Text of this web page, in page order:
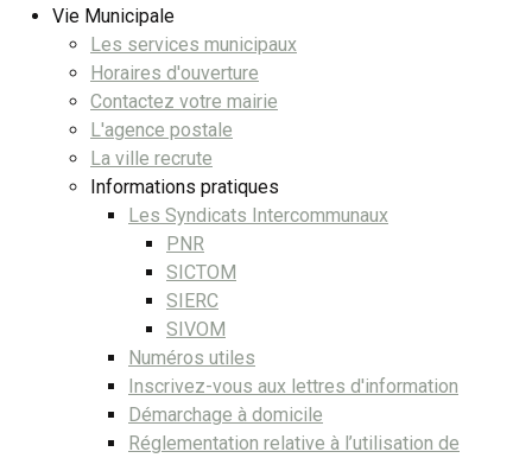
Vie Municipale
Les services municipaux
Horaires d'ouverture
Contactez votre mairie
L'agence postale
La ville recrute
Informations pratiques
Les Syndicats Intercommunaux
PNR
SICTOM
SIERC
SIVOM
Numéros utiles
Inscrivez-vous aux lettres d'information
Démarchage à domicile
Réglementation relative à l’utilisation de